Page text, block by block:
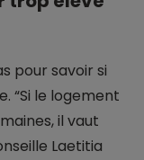
pour savoir si
“Si le logement
il vaut
Laetitia